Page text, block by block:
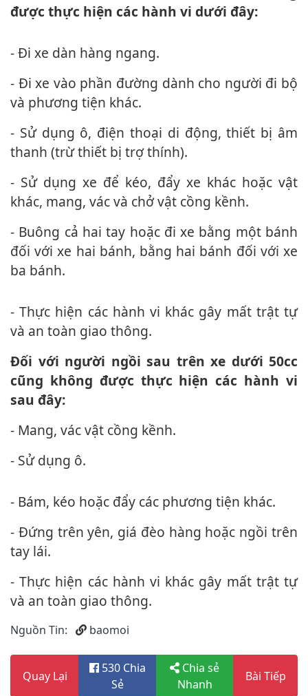
được thực hiện các hành vi dưới đây:
- Đi xe dàn hàng ngang.
- Đi xe vào phần đường dành cho người đi bộ
và phương tiện khác.
- Sử dụng ô, điện thoại di động, thiết bị âm
thanh (trừ thiết bị trợ thính).
- Sử dụng xe để kéo, đẩy xe khác hoặc vật
khác, mang, vác và chở vật cồng kềnh.
- Buông cả hai tay hoặc đi xe bằng một bánh
đối với xe hai bánh, bằng hai bánh đối với xe
ba bánh.
- Thực hiện các hành vi khác gây mất trật tự
và an toàn giao thông.
Đối với người ngồi sau trên xe dưới 50cc
cũng không được thực hiện các hành vi
sau đây:
- Mang, vác vật cồng kềnh.
- Sử dụng ô.
- Bám, kéo hoặc đẩy các phương tiện khác.
- Đứng trên yên, giá đèo hàng hoặc ngồi trên
tay lái.
- Thực hiện các hành vi khác gây mất trật tự
và an toàn giao thông.
Nguồn Tin: baomoi
Quay Lại
530 Chia
Sẻ
Chia sẻ
Nhanh
Bài Tiếp